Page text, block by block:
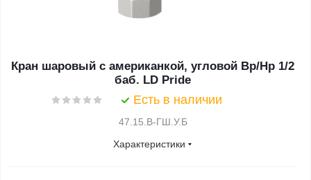
Кран шаровый с американкой, угловой Вр/Нр 1/2
баб. LD Pride
Есть в наличии
47.15.В-ГШ.У.Б
Характеристики